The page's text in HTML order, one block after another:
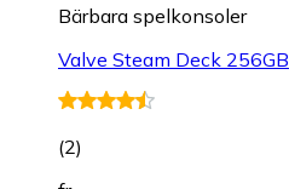
Bärbara spelkonsoler
Valve Steam Deck 256GB
(2)